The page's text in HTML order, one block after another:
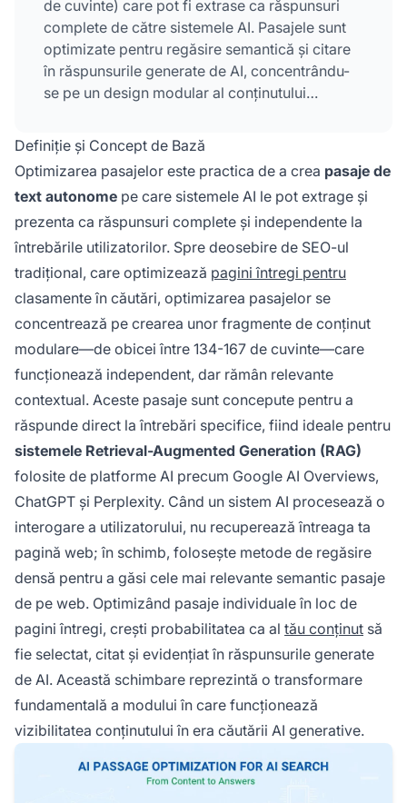
de cuvinte) care pot fi extrase ca răspunsuri
complete de către sistemele AI. Pasajele sunt
optimizate pentru regăsire semantică și citare
în răspunsurile generate de AI, concentrându-
se pe un design modular al conținutului
regăsire densă.
Definiție și Concept de Bază
Optimizarea pasajelor este practica de a crea pasaje de
text autonome pe care sistemele AI le pot extrage și
prezenta ca răspunsuri complete și independente la
întrebările utilizatorilor. Spre deosebire de SEO-ul
tradițional, care optimizează pagini întregi pentru
clasamente în căutări, optimizarea pasajelor se
concentrează pe crearea unor fragmente de conținut
modulare—de obicei între 134-167 de cuvinte—care
funcționează independent, dar rămân relevante
contextual. Aceste pasaje sunt concepute pentru a
răspunde direct la întrebări specifice, fiind ideale pentru
sistemele Retrieval-Augmented Generation (RAG)
folosite de platforme AI precum Google AI Overviews,
ChatGPT și Perplexity. Când un sistem AI procesează o
interogare a utilizatorului, nu recuperează întreaga ta
pagină web; în schimb, folosește metode de regăsire
densă pentru a găsi cele mai relevante semantic pasaje
de pe web. Optimizând pasaje individuale în loc de
pagini întregi, crești probabilitatea ca al tău conținut să
fie selectat, citat și evidențiat în răspunsurile generate
de AI. Această schimbare reprezintă o transformare
fundamentală a modului în care funcționează
vizibilitatea conținutului în era căutării AI generative.